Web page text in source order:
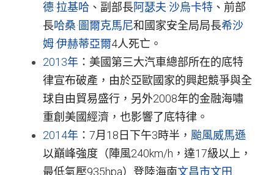
德·拉基哈 、副部長阿瑟夫·沙烏卡特 、前部
長哈桑·圖爾克馬尼和國家安全局局長希沙
姆·伊赫蒂亞爾4人死亡。
2013年 ：美國第三大汽車總部所在的底特
律宣布破產，由於亞歐國家的興起競爭與全
球自由貿易盛行，另外2008年的金融海嘯
重創美國經濟，也影響了底特律。
2014年 ：7月18日下午3時半， 颱風威馬遜
以巔峰強度（陣風240km/h，達17級以上，
最低氣壓935hpa）登陸海南文昌市文田